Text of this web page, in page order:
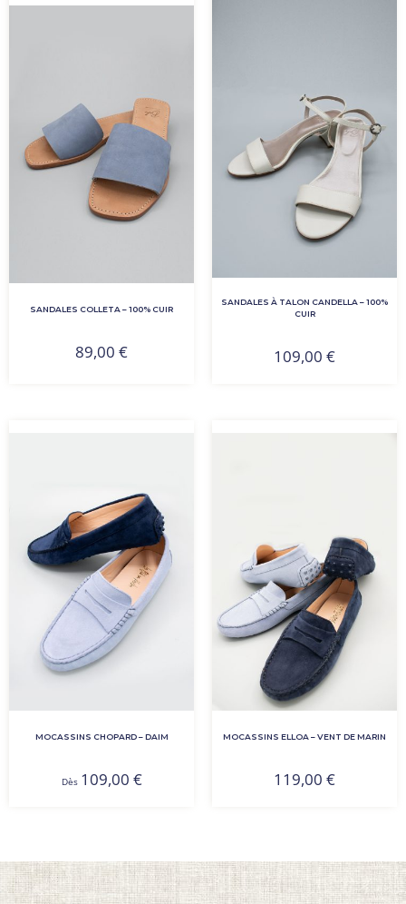
SANDALES COLLETA – 100% CUIR
89,00 €
SANDALES À TALON CANDELLA – 100%
CUIR
109,00 €
MOCASSINS CHOPARD – DAIM
Dès 109,00 €
MOCASSINS ELLOA – VENT DE MARIN
119,00 €